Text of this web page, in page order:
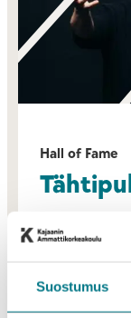
Suostumus
Hall of Fame
kulisseihin
yrittäjyyden ja